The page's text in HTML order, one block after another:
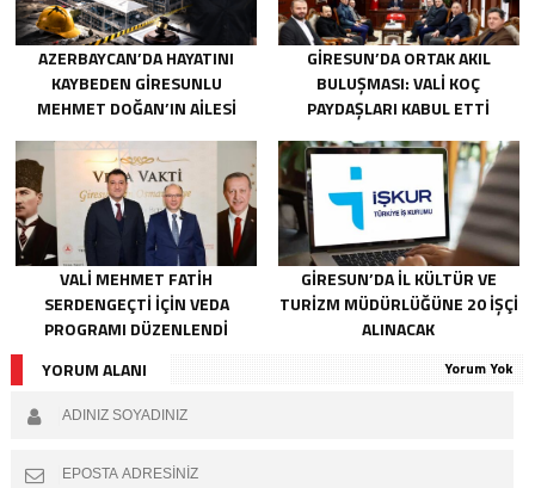
AZERBAYCAN’DA HAYATINI
KAYBEDEN GIRESUNLU
MEHMET DOĞAN’IN AILESI
GIRESUN’DA ORTAK AKIL
BULUŞMASI: VALI KOÇ
PAYDAŞLARI KABUL ETTI
VALI MEHMET FATIH
SERDENGEÇTI İÇIN VEDA
PROGRAMI DÜZENLENDI
GIRESUN’DA İL KÜLTÜR VE
TURIZM MÜDÜRLÜĞÜNE 20 İŞÇI
ALINACAK
YORUM ALANI
Yorum Yok